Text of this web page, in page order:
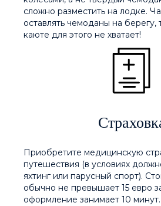
сложно разместить на лодке.
оставлять чемоданы на берегу,
каюте для этого не хватает!
Приобретите медицинскую
путешествия (в условиях
яхтинг или парусный спорт).
обычно не превышает 15 евро
оформление занимает 10 минут.